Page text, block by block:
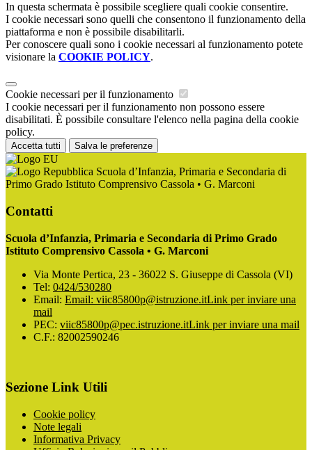
In questa schermata è possibile scegliere quali cookie consentire.
I cookie necessari sono quelli che consentono il funzionamento della
piattaforma e non è possibile disabilitarli.
Per conoscere quali sono i cookie necessari al funzionamento potete
visionare la COOKIE POLICY.
Cookie necessari per il funzionamento
I cookie necessari per il funzionamento non possono essere
disabilitati. È possibile consultare l'elenco nella pagina della cookie
policy.
Accetta tutti Salva le preferenze
Scuola d’Infanzia, Primaria e Secondaria di
Primo Grado Istituto Comprensivo Cassola • G. Marconi
Contatti
Scuola d’Infanzia, Primaria e Secondaria di Primo Grado
Istituto Comprensivo Cassola • G. Marconi
Via Monte Pertica, 23 - 36022 S. Giuseppe di Cassola (VI)
Tel: 0424/530280
Email: Email: viic85800p@istruzione.itLink per inviare una
mail
PEC: viic85800p@pec.istruzione.itLink per inviare una mail
C.F.: 82002590246
Sezione Link Utili
Cookie policy
Note legali
Informativa Privacy